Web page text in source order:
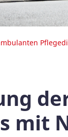
mit